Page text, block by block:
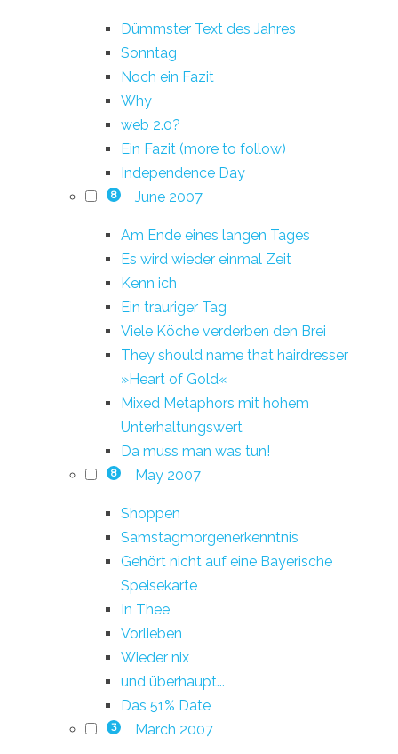
Dümmster Text des Jahres
Sonntag
Noch ein Fazit
Why
web 2.0?
Ein Fazit (more to follow)
Independence Day
8 June 2007
Am Ende eines langen Tages
Es wird wieder einmal Zeit
Kenn ich
Ein trauriger Tag
Viele Köche verderben den Brei
They should name that hairdresser
»Heart of Gold«
Mixed Metaphors mit hohem
Unterhaltungswert
Da muss man was tun!
8 May 2007
Shoppen
Samstagmorgenerkenntnis
Gehört nicht auf eine Bayerische
Speisekarte
In Thee
Vorlieben
Wieder nix
und überhaupt...
Das 51% Date
3 March 2007